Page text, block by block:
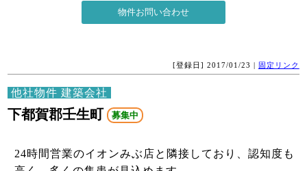
[登録日] 2017/01/23 | 固定リンク
他社物件 建築会社
下都賀郡壬生町 募集中
24時間営業のイオンみぶ店と隣接しており、認知度も